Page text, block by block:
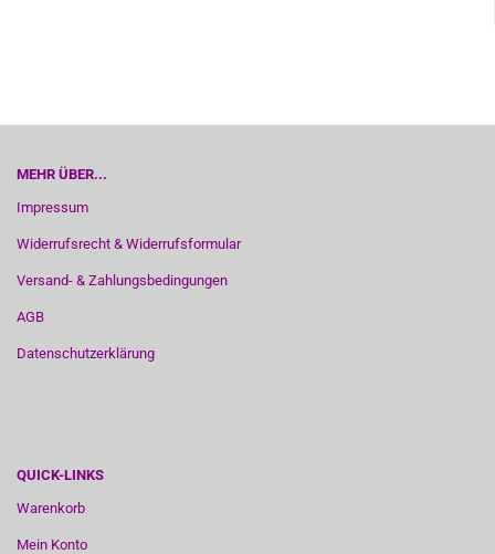
MEHR ÜBER...
Impressum
Widerrufsrecht & Widerrufsformular
Versand- & Zahlungsbedingungen
AGB
Datenschutzerklärung
QUICK-LINKS
Warenkorb
Mein Konto